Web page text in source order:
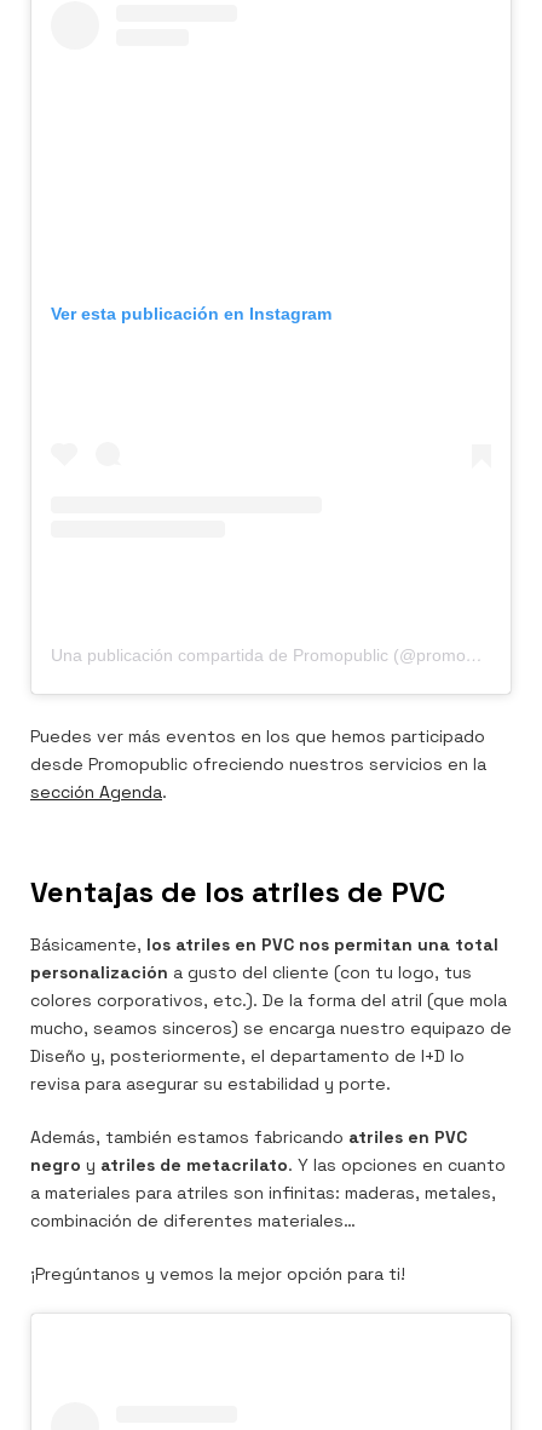
Ver esta publicación en Instagram
Una publicación compartida de Promopublic (@promopublic)
Puedes ver más eventos en los que hemos participado
desde Promopublic ofreciendo nuestros servicios en la
sección Agenda.
Ventajas de los atriles de PVC
Básicamente, los atriles en PVC nos permitan una total
personalización a gusto del cliente (con tu logo, tus
colores corporativos, etc.). De la forma del atril (que mola
mucho, seamos sinceros) se encarga nuestro equipazo de
Diseño y, posteriormente, el departamento de I+D lo
revisa para asegurar su estabilidad y porte.
Además, también estamos fabricando atriles en PVC
negro y atriles de metacrilato. Y las opciones en cuanto
a materiales para atriles son infinitas: maderas, metales,
combinación de diferentes materiales…
¡Pregúntanos y vemos la mejor opción para ti!